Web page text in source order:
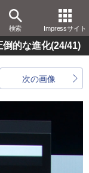
検索 Impressサイト
倒的な進化(24/41)
次の画像